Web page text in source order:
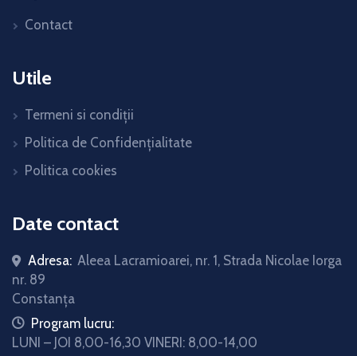
Contact
Utile
Termeni si condiții
Politica de Confidențialitate
Politica cookies
Date contact
Adresa: Aleea Lacramioarei, nr. 1, Strada Nicolae Iorga
nr. 89
Constanța
iconProgram lucru:
LUNI – JOI 8,00-16,30 VINERI: 8,00-14,00